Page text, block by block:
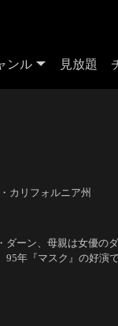
ンル 見放題
カリフォルニア州
ーン、母親は女優の
年『マスク』の好演